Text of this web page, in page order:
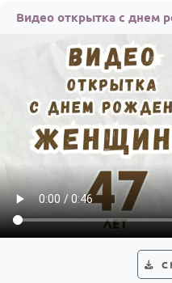
Видео открытка с днем